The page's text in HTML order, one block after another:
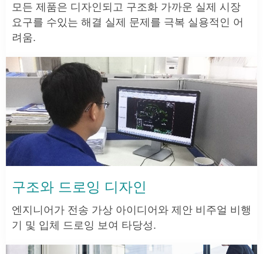
모든 제품은 디자인되고 구조화 가까운 실제 시장
요구를 수있는 해결 실제 문제를 극복 실용적인 어
려움.
구조와 드로잉 디자인
엔지니어가 전송 가상 아이디어와 제안 비주얼 비행
기 및 입체 드로잉 보여 타당성.